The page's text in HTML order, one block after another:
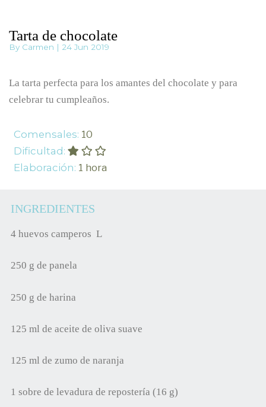
Tarta de chocolate
By Carmen | 24 Jun 2019
La tarta perfecta para los amantes del chocolate y para
celebrar tu cumpleaños.
Comensales: 10
Dificultad:
Elaboración: 1 hora
INGREDIENTES
4 huevos camperos L
250 g de panela
250 g de harina
125 ml de aceite de oliva suave
125 ml de zumo de naranja
1 sobre de levadura de repostería (16 g)